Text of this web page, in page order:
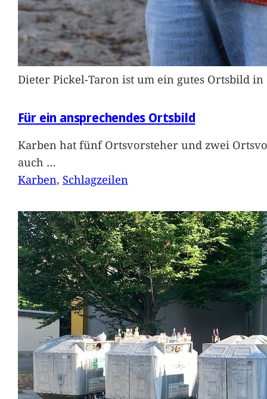
Dieter Pickel-Taron ist um ein gutes Ortsbild
Für ein ansprechendes Ortsbild
Karben hat fünf Ortsvorsteher und zwei
auch …
Karben, Schlagzeilen